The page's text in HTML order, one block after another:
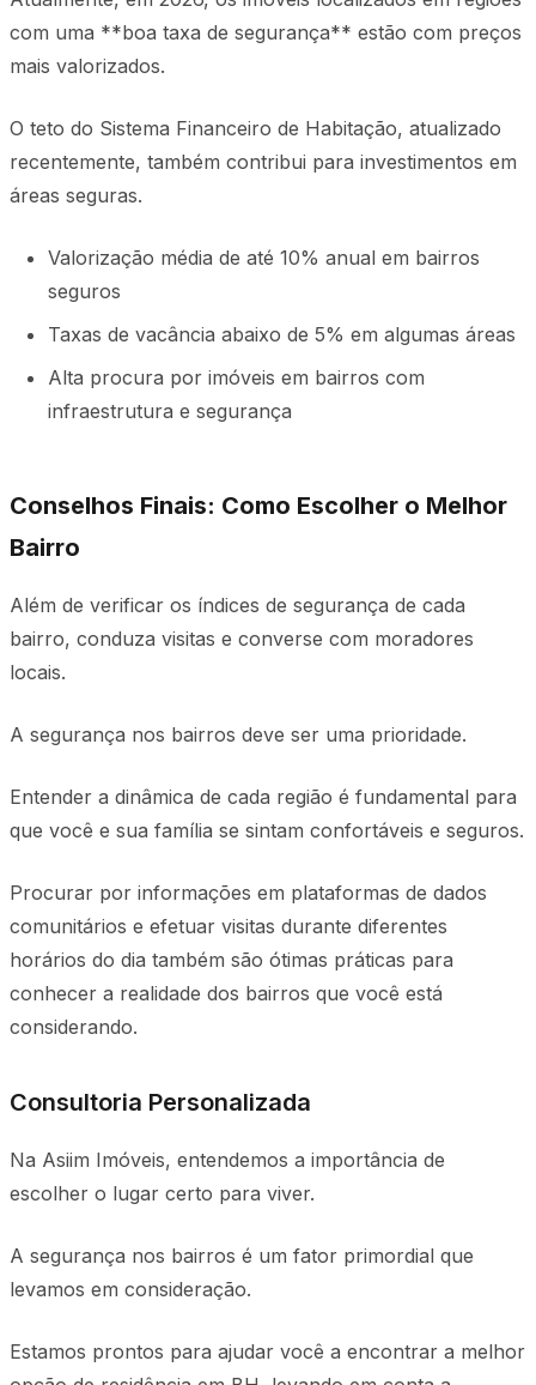
com uma **boa taxa de segurança** estão com preços
mais valorizados.
O teto do Sistema Financeiro de Habitação, atualizado
recentemente, também contribui para investimentos em
áreas seguras.
Valorização média de até 10% anual em bairros
seguros
Taxas de vacância abaixo de 5% em algumas áreas
Alta procura por imóveis em bairros com
infraestrutura e segurança
Conselhos Finais: Como Escolher o Melhor
Bairro
Além de verificar os índices de segurança de cada
bairro, conduza visitas e converse com moradores
locais.
A segurança nos bairros deve ser uma prioridade.
Entender a dinâmica de cada região é fundamental para
que você e sua família se sintam confortáveis e seguros.
Procurar por informações em plataformas de dados
comunitários e efetuar visitas durante diferentes
horários do dia também são ótimas práticas para
conhecer a realidade dos bairros que você está
considerando.
Consultoria Personalizada
Na Asiim Imóveis, entendemos a importância de
escolher o lugar certo para viver.
A segurança nos bairros é um fator primordial que
levamos em consideração.
Estamos prontos para ajudar você a encontrar a melhor